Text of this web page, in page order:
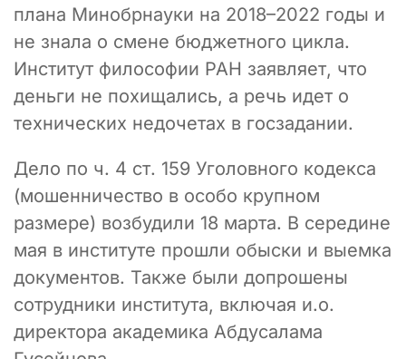
плана Минобрнауки на 2018–2022 годы и
не знала о смене бюджетного цикла.
Институт философии РАН заявляет, что
деньги не похищались, а речь идет о
технических недочетах в госзадании.
Дело по ч. 4 ст. 159 Уголовного кодекса
(мошенничество в особо крупном
размере) возбудили 18 марта. В середине
мая в институте прошли обыски и выемка
документов. Также были допрошены
сотрудники института, включая и.о.
директора академика Абдусалама